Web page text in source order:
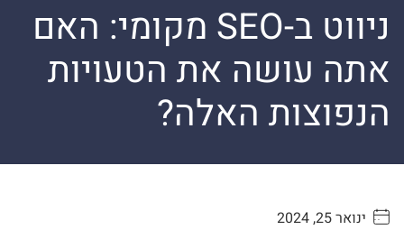
ניווט ב-SEO מקומי: האם
אתה עושה את הטעויות
הנפוצות האלה?
ינואר 25, 2024